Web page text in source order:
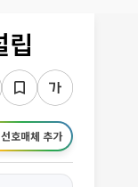
호매체 추가